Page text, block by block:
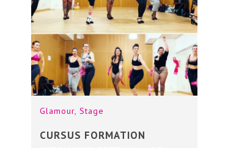
Glamour Stage
CURSUS FORMATION